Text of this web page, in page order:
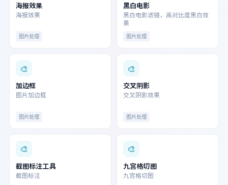
海报效果
海报效果
图片处理
黑白电影
黑白电影滤镜，高对比度黑白效
果
图片处理
🎨
加边框
图片加边框
图片处理
🎨
交叉阴影
交叉阴影效果
图片处理
🎨
截图标注工具
截图标注
🎨
九宫格切图
九宫格切图